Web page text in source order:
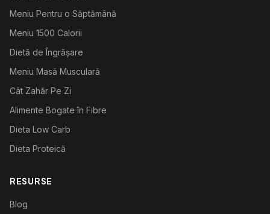
Meniu Pentru o Săptămână
Meniu 1500 Calorii
Dietă de Îngrășare
Meniu Masă Musculară
Cât Zahăr Pe Zi
Alimente Bogate în Fibre
Dieta Low Carb
Dieta Proteică
RESURSE
Blog